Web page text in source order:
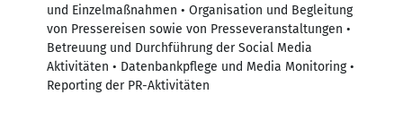
und Einzelmaßnahmen • Organisation und Begleitung
von Pressereisen sowie von Presseveranstaltungen •
Betreuung und Durchführung der Social Media
Aktivitäten • Datenbankpflege und Media Monitoring •
Reporting der PR-Aktivitäten